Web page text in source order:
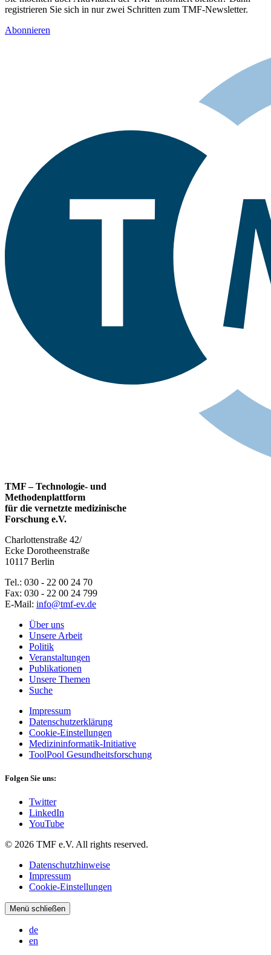
registrieren Sie sich in nur zwei Schritten zum TMF-Newsletter.
Abonnieren
TMF – Technologie- und
Methodenplattform
für die vernetzte medizinische
Forschung e.V.
Charlottenstraße 42/
Ecke Dorotheenstraße
10117 Berlin
Tel.: 030 - 22 00 24 70
Fax: 030 - 22 00 24 799
E-Mail: info@tmf-ev.de
Über uns
Unsere Arbeit
Politik
Veranstaltungen
Publikationen
Unsere Themen
Suche
Impressum
Datenschutzerklärung
Cookie-Einstellungen
Medizininformatik-Initiative
ToolPool Gesundheitsforschung
Folgen Sie uns:
Twitter
LinkedIn
YouTube
© 2026 TMF e.V. All rights reserved.
Datenschutzhinweise
Impressum
Cookie-Einstellungen
Menü schließen
de
en